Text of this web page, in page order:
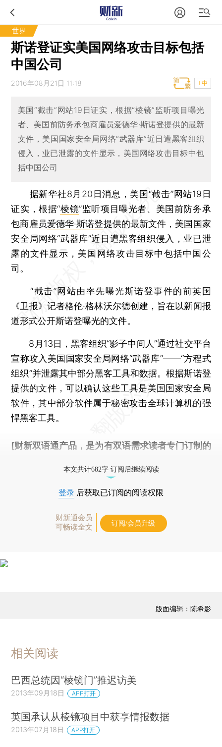
世界
斯诺登证实美国网络攻击目标包括
中国公司
2016年08月21日 11:18 T中
美国“截击”网站19日证实，根据“棱镜”监听项目曝光
者、美国前防务承包商雇员爱德华·斯诺登提供的最新
文件，美国国家安全局网络“武器库”近日遭黑客组织
侵入，业已泄露的文件显示，美国网络攻击目标中包
括中国公司
据新华社8月20日消息，美国“截击”网站19日
证实，根据“棱镜”监听项目曝光者、美国前防务承
包商雇员爱德华·斯诺登提供的最新文件，美国国家
安全局网络“武器库”近日遭黑客组织侵入，业已泄
露的文件显示，美国网络攻击目标中包括中国公
司。
“截击”网站由率先曝光斯诺登事件的前英国
《卫报》记者格伦·格林沃尔德创建，旨在以新闻报
道形式公开斯诺登曝光的文件。
8月13日，黑客组织“影子中间人”通过社交平台
宣称攻入美国国家安全局网络“武器库”——“方程式
组织”并泄露其中部分黑客工具和数据。根据斯诺登
提供的文件，可以确认这些工具是美国国家安全局
软件，其中部分软件属于秘密攻击全球计算机的强
悍黑客工具。
[财新双语通产品，是为有双语需求读者专门订制的
本文共计682字 订阅后继续阅读
登录 后获取已订阅的阅读权限
财新通会员
可畅读全文
订阅/会员升级
版面编辑：陈希影
相关阅读
巴西总统因“棱镜门”推迟访美
2013年09月18日 APP打开
英国承认从棱镜项目中获享情报数据
2013年07月18日 APP打开